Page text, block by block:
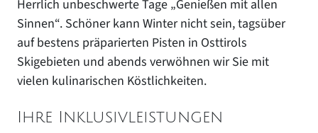
Herrlich unbeschwerte Tage „Genießen mit allen
Sinnen“. Schöner kann Winter nicht sein, tagsüber
auf bestens präparierten Pisten in Osttirols
Skigebieten und abends verwöhnen wir Sie mit
vielen kulinarischen Köstlichkeiten.
Ihre Inklusivleistungen